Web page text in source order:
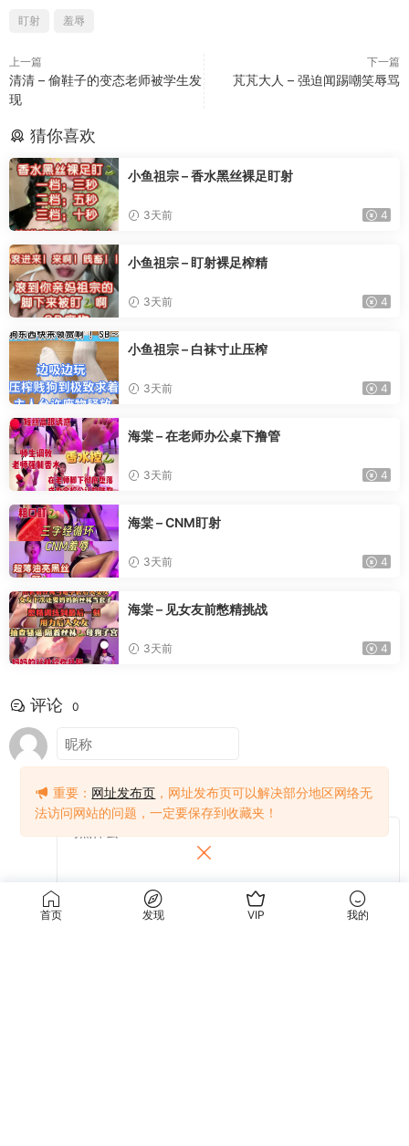
盯射 羞辱
上一篇
清清 – 偷鞋子的变态老师被学生发
现
下一篇
芃芃大人 – 强迫闻踢嘲笑辱骂
猜你喜欢
小鱼祖宗 – 香水黑丝裸足盯射
3天前 4
小鱼祖宗 – 盯射裸足榨精
3天前 4
小鱼祖宗 – 白袜寸止压榨
3天前 4
海棠 – 在老师办公桌下撸管
3天前 4
海棠 – CNM盯射
3天前 4
海棠 – 见女友前憋精挑战
3天前 4
评论 0
首页 发现 VIP 我的
重要： 网址发布页 ，网址发布页可以解决部分地区网络无
法访问网站的问题，一定要保存到收藏夹！